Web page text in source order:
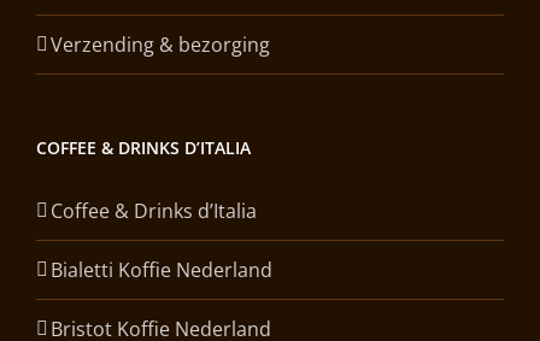
Verzending & bezorging
COFFEE & DRINKS D’ITALIA
Coffee & Drinks d’Italia
Bialetti Koffie Nederland
Bristot Koffie Nederland